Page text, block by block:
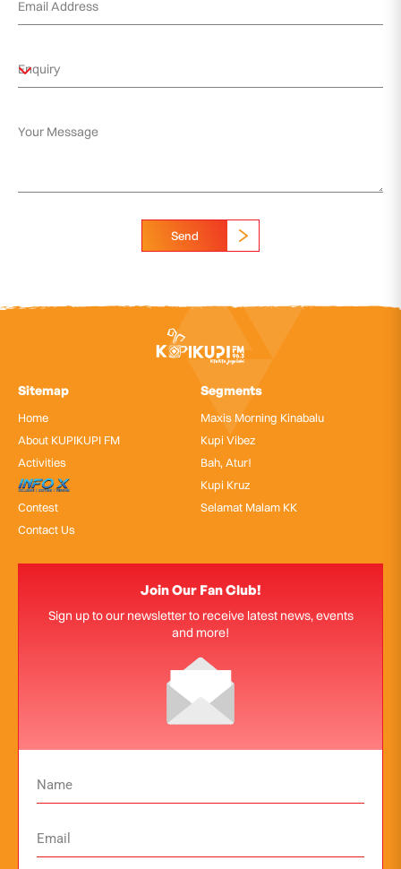
Send
Sitemap
Home
About KUPIKUPI FM
Activities
InfoX
Contest
Contact Us
Segments
Maxis Morning Kinabalu
Kupi Vibez
Bah, Atur!
Kupi Kruz
Selamat Malam KK
Join Our Fan Club!
Sign up to our newsletter to receive latest news, events
and more!